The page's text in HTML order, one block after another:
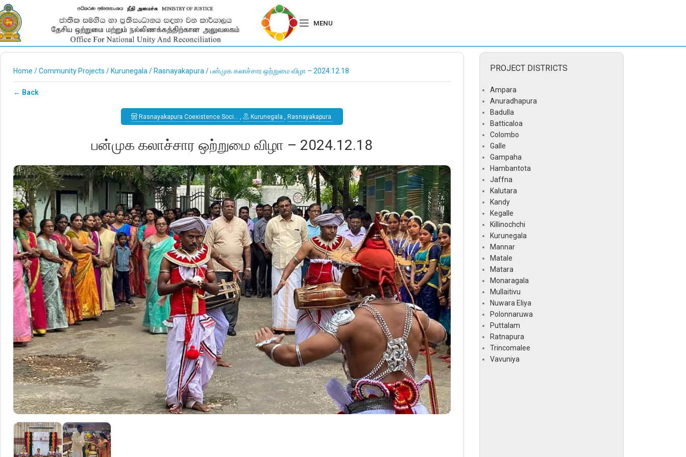
MENU
Home /Community Projects / Kurunegala / Rasnayakapura /பன்முக கலாச்சார ஒற்றுமை விழா – 2024.12.18
← Back
Rasnayakapura Coexistence Soci… , Kurunegala , Rasnayakapura
பன்முக கலாச்சார ஒற்றுமை விழா – 2024.12.18
PROJECT DISTRICTS
Ampara
Anuradhapura
Badulla
Batticaloa
Colombo
Galle
Gampaha
Hambantota
Jaffna
Kalutara
Kandy
Kegalle
Killinochchi
Kurunegala
Mannar
Matale
Matara
Monaragala
Mullaitivu
Nuwara Eliya
Polonnaruwa
Puttalam
Ratnapura
Trincomalee
Vavuniya